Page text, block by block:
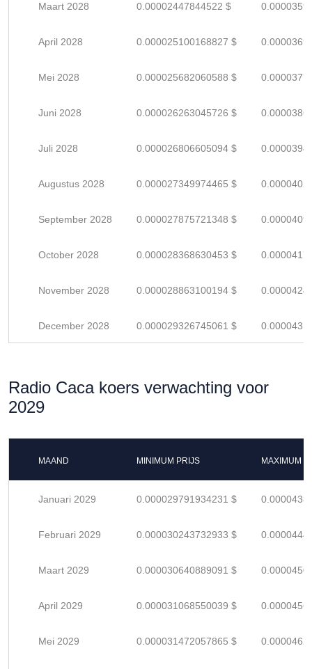
Maart 2028 0.00002447844522 $
April 2028 0.000025100168827 $
Mei 2028 0.000025682060588 $
Juni 2028 0.000026263045726 $
Juli 2028 0.000026806605094 $
Augustus 2028 0.000027349974465 $
September 2028 0.000027875721348 $
October 2028 0.000028368630453 $
November 2028 0.000028863100194 $
December 2028 0.000029326745061 $
Radio Caca koers verwachting voor
2029
MAAND MINIMUM PRIJS MAXIMUM
Januari 2029 0.000029791934231 $
Februari 2029 0.000030243732933 $
Maart 2029 0.000030640889091 $
April 2029 0.000031068550039 $
Mei 2029 0.000031472057865 $